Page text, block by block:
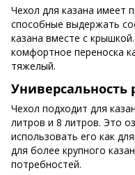
Чехол для казана имеет
способные выдержать
казана вместе с
комфортное переноска
тяжелый.
Универсальность
Чехол подходит для
литров и 8 литров. Это
использовать его как
для более крупного
потребностей.